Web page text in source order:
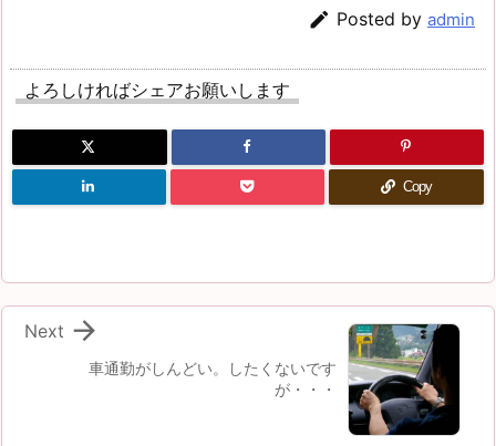
 Posted by admin
よろしければシェアお願いします
Copy
車通勤がしんどい。したくないです
が・・・

Next